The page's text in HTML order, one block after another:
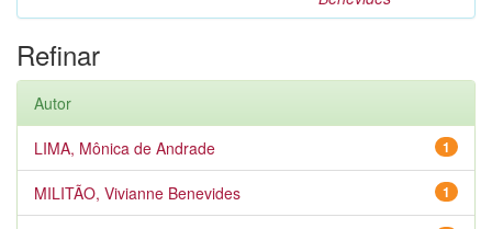
Refinar
Autor
1
LIMA, Mônica de Andrade
1
MILITÃO, Vivianne Benevides